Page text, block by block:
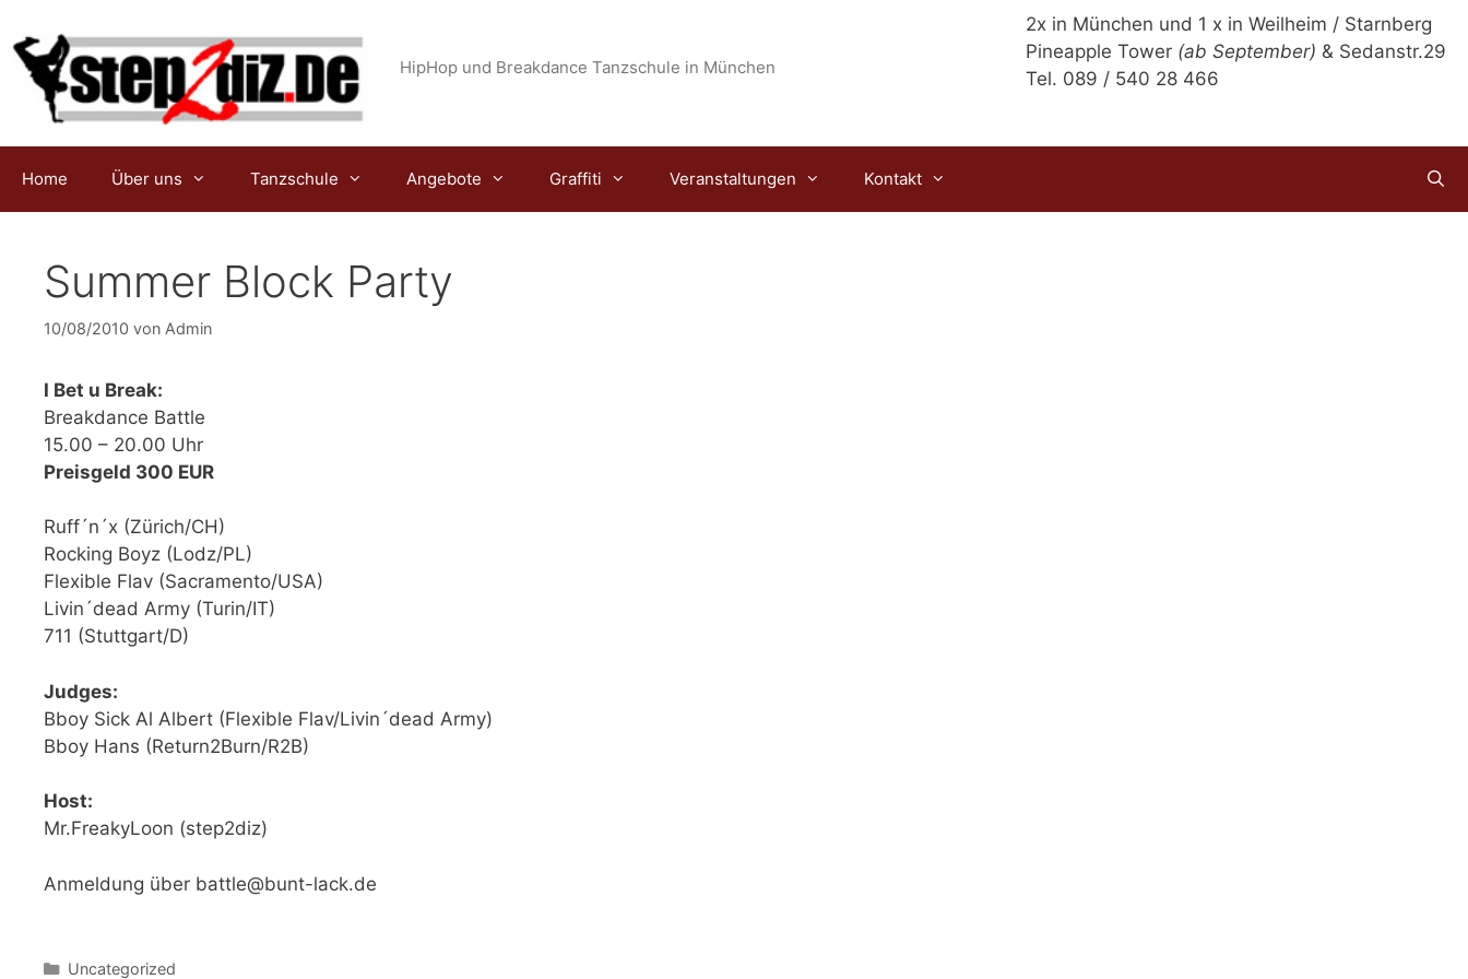
Inhalt
springen
2x in München und 1 x in Weilheim / Starnberg
Pineapple Tower (ab September) & Sedanstr.29
Tel. 089 / 540 28 466
HipHop und Breakdance Tanzschule in München
Home Über uns Tanzschule Angebote Graffiti Veranstaltungen Kontakt
Summer Block Party
10/08/2010 von Admin
I Bet u Break:
Breakdance Battle
15.00 – 20.00 Uhr
Preisgeld 300 EUR
Ruff´n´x (Zürich/CH)
Rocking Boyz (Lodz/PL)
Flexible Flav (Sacramento/USA)
Livin´dead Army (Turin/IT)
711 (Stuttgart/D)
Judges:
Bboy Sick Al Albert (Flexible Flav/Livin´dead Army)
Bboy Hans (Return2Burn/R2B)
Host:
Mr.FreakyLoon (step2diz)
Anmeldung über battle@bunt-lack.de
Kategorien
Uncategorized